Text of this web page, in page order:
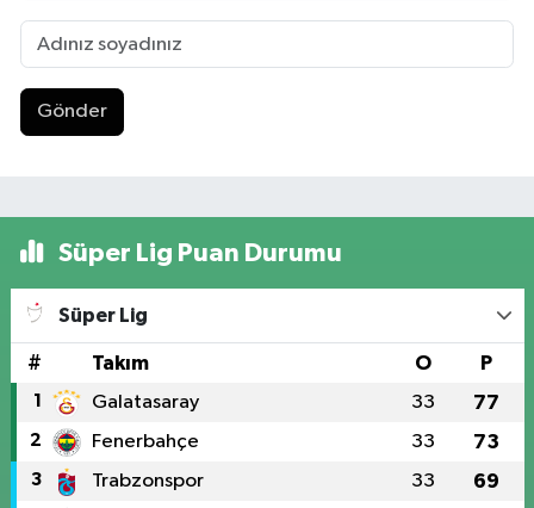
Gönder
Süper Lig Puan Durumu
Süper Lig
# Takım O P
1 Galatasaray 33 77
2 Fenerbahçe 33 73
3 Trabzonspor 33 69